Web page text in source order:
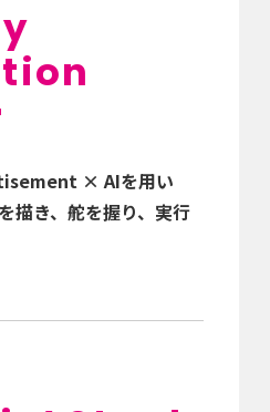
× AIを用い
描き、舵を握り、実行